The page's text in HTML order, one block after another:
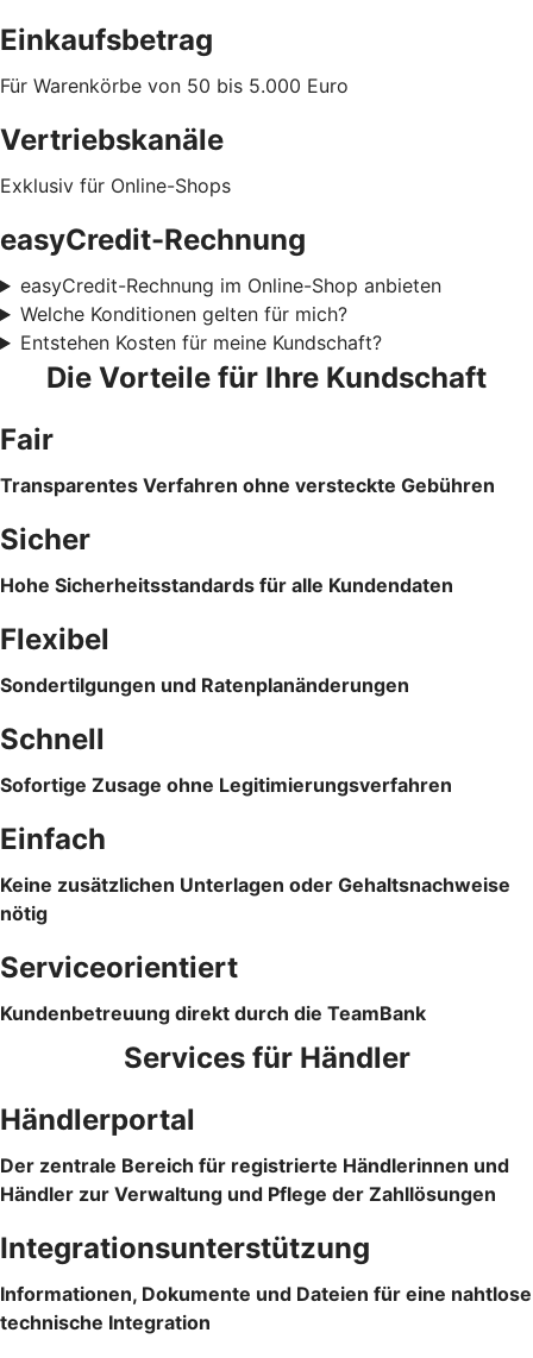
Einkaufsbetrag
Für Warenkörbe von 50 bis 5.000 Euro
Vertriebskanäle
Exklusiv für Online-Shops
easyCredit-Rechnung
easyCredit-Rechnung im Online-Shop anbieten
Welche Konditionen gelten für mich?
Entstehen Kosten für meine Kundschaft?
Die Vorteile für Ihre Kundschaft
Fair
Transparentes Verfahren ohne versteckte Gebühren
Sicher
Hohe Sicherheitsstandards für alle Kundendaten
Flexibel
Sondertilgungen und Ratenplanänderungen
Schnell
Sofortige Zusage ohne Legitimierungsverfahren
Einfach
Keine zusätzlichen Unterlagen oder Gehaltsnachweise
nötig
Serviceorientiert
Kundenbetreuung direkt durch die TeamBank
Services für Händler
Händlerportal
Der zentrale Bereich für registrierte Händlerinnen und
Händler zur Verwaltung und Pflege der Zahllösungen
Integrationsunterstützung
Informationen, Dokumente und Dateien für eine nahtlose
technische Integration